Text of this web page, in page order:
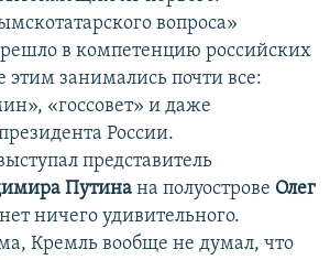
вопроса»
в компетенцию российских
этим занимались почти все:
«госсовет» и даже
России.
представитель
Путина на полуострове Олег
ничего удивительного.
Кремль вообще не думал, что